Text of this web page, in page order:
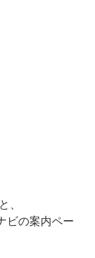
、
ビの案内ペー